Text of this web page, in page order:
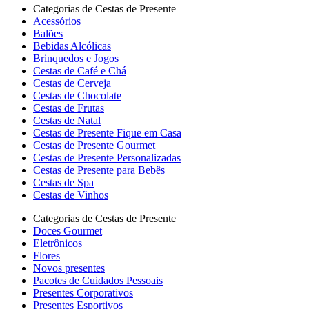
Categorias de Cestas de Presente
Acessórios
Balões
Bebidas Alcólicas
Brinquedos e Jogos
Cestas de Café e Chá
Cestas de Cerveja
Cestas de Chocolate
Cestas de Frutas
Cestas de Natal
Cestas de Presente Fique em Casa
Cestas de Presente Gourmet
Cestas de Presente Personalizadas
Cestas de Presente para Bebês
Cestas de Spa
Cestas de Vinhos
Categorias de Cestas de Presente
Doces Gourmet
Eletrônicos
Flores
Novos presentes
Pacotes de Cuidados Pessoais
Presentes Corporativos
Presentes Esportivos